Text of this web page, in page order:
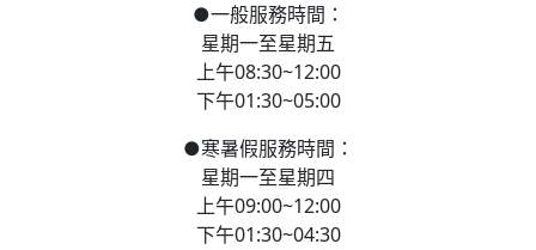
●一般服務時間：
星期一至星期五
上午08:30~12:00
下午01:30~05:00
●寒暑假服務時間：
星期一至星期四
上午09:00~12:00
下午01:30~04:30